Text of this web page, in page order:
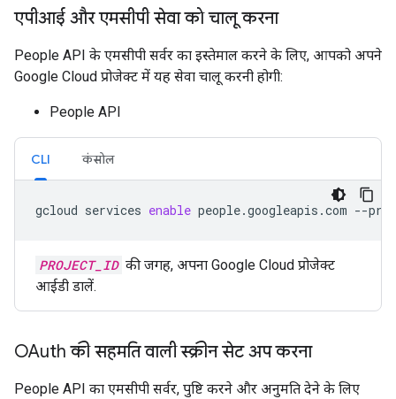
एपीआई और एमसीपी सेवा को चालू करना
People API के एमसीपी सर्वर का इस्तेमाल करने के लिए, आपको अपने
Google Cloud प्रोजेक्ट में यह सेवा चालू करनी होगी:
People API
CLI कंसोल
gcloud services enable people.googleapis.com --
PROJECT_ID की जगह, अपना Google Cloud प्रोजेक्ट
आईडी डालें.
OAuth की सहमति वाली स्क्रीन सेट अप करना
People API का एमसीपी सर्वर, पुष्टि करने और अनुमति देने के लिए